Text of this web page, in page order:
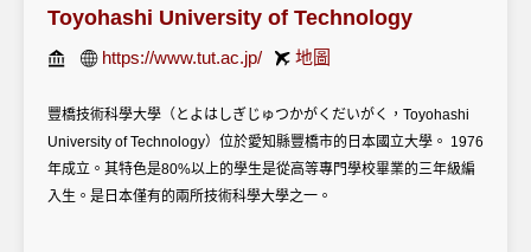
Toyohashi University of Technology
https://www.tut.ac.jp/ 地圖
豐橋技術科學大學（とよはしぎじゅつかがくだいがく，Toyohashi
University of Technology）位於愛知縣豐橋市的日本國立大學。 1976
年成立。其特色是80%以上的學生是從高等專門學校畢業的三年級編
入生。是日本僅有的兩所技術科學大學之一。